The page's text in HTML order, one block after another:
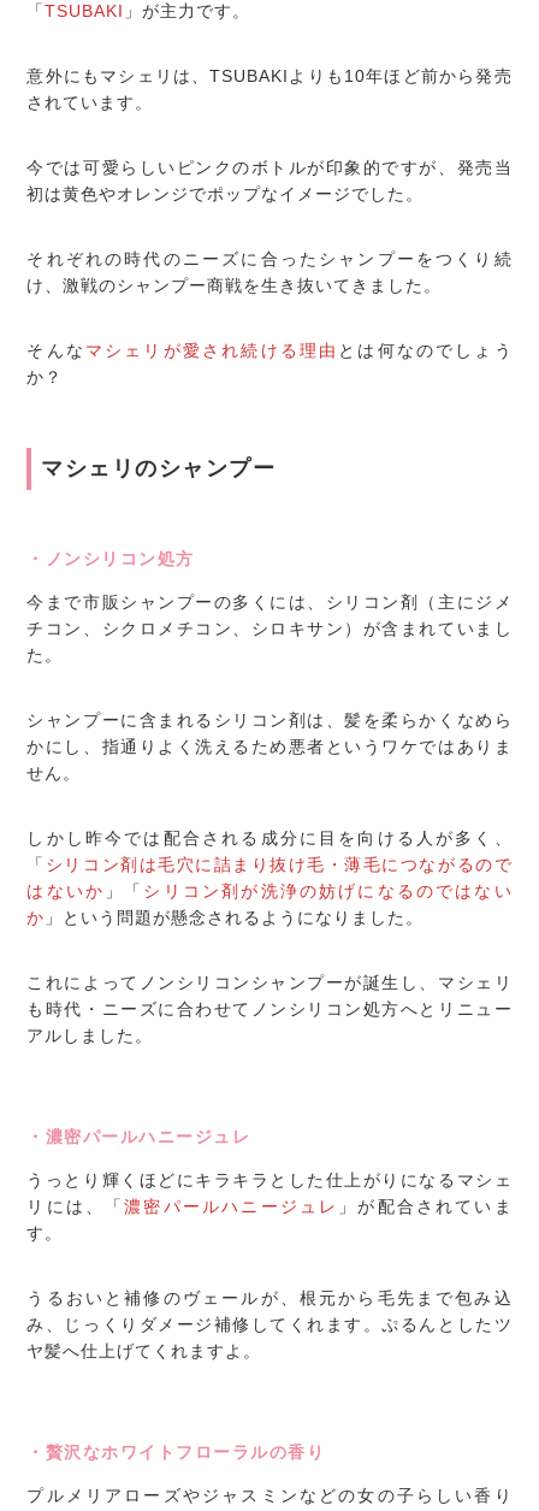
「TSUBAKI 」が主力です。
意外にもマシェリは、TSUBAKIよりも10年ほど前から発売
されています。
今では可愛らしいピンクのボトルが印象的ですが、発売当
初は黄色やオレンジでポップなイメージでした。
それぞれの時代のニーズに合ったシャンプーをつくり続
け、激戦のシャンプー商戦を生き抜いてきました。
そんな マシェリが愛され続ける理由 とは何なのでしょう
か？
マシェリのシャンプー
・ノンシリコン処方
今まで市販シャンプーの多くには、シリコン剤（主にジメ
チコン、シクロメチコン、シロキサン）が含まれていまし
た。
シャンプーに含まれるシリコン剤は、髪を柔らかくなめら
かにし、指通りよく洗えるため悪者というワケではありま
せん。
しかし昨今では配合される成分に目を向ける人が多く、
「 シリコン剤は毛穴に詰まり抜け毛・薄毛につながるので
はないか 」「 シリコン剤が洗浄の妨げになるのではない
か 」という問題が懸念されるようになりました。
これによってノンシリコンシャンプーが誕生し、マシェリ
も時代・ニーズに合わせてノンシリコン処方へとリニュー
アルしました。
・濃密パールハニージュレ
うっとり輝くほどにキラキラとした仕上がりになるマシェ
リには、「濃密パールハニージュレ 」が配合されていま
す。
うるおいと補修のヴェールが、根元から毛先まで包み込
み、じっくりダメージ補修してくれます。ぷるんとしたツ
ヤ髪へ仕上げてくれますよ。
・贅沢なホワイトフローラルの香り
プルメリアローズやジャスミンなどの女の子らしい香り